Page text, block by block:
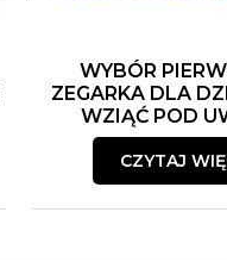
WYBÓR
ZEGARKA DLA
WZIĄĆ POD
CZYTAJ